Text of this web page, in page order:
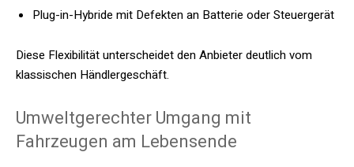
Plug-in-Hybride mit Defekten an Batterie oder Steuergerät
Diese Flexibilität unterscheidet den Anbieter deutlich vom
klassischen Händlergeschäft.
Umweltgerechter Umgang mit
Fahrzeugen am Lebensende